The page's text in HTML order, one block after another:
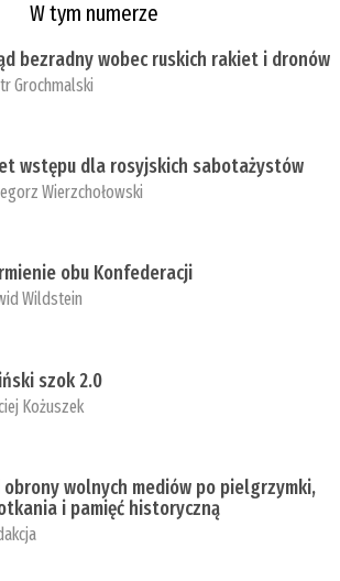
W tym numerze
bezradny wobec ruskich rakiet i dronów
Grochmalski
wstępu dla rosyjskich sabotażystów
Wierzchołowski
obu Konfederacji
Wildstein
szok 2.0
Kożuszek
obrony wolnych mediów po pielgrzymki,
i pamięć historyczną